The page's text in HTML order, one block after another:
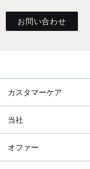
お問い合わせ
カスタマーケア
当社
オファー